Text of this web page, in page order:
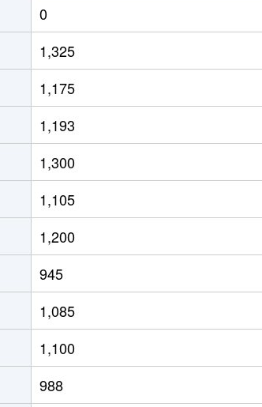
0
1,325
1,175
1,193
1,300
1,105
1,200
945
1,085
1,100
988